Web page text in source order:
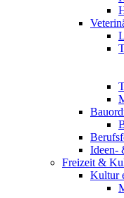
Ideen-
Freizeit &
Kultur